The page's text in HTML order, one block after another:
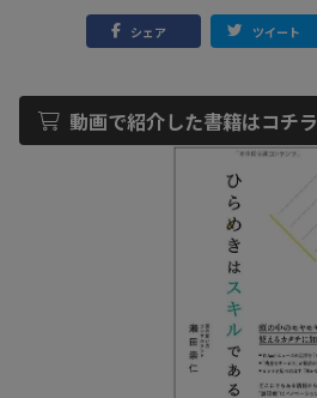
シェア ツイート
動画で紹介した書籍はコチラ